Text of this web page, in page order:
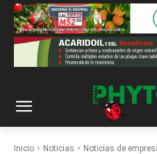
Inicio Noticias Noticias de